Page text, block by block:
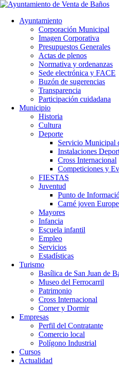
Ayuntamiento
Corporación Municipal
Imagen Corporativa
Presupuestos Generales
Actas de plenos
Normativa y ordenanzas
Sede electrónica y FACE
Buzón de sugerencias
Transparencia
Participación cuidadana
Municipio
Historia
Cultura
Deporte
Servicio Municipal
Instalaciones
Cross Internacional
Competiciones y
FIESTAS
Juventud
Punto de
Carné joven
Mayores
Infancia
Escuela infantil
Empleo
Servicios
Estadísticas
Turismo
Basílica de San Juan de
Museo del Ferrocarril
Patrimonio
Cross Internacional
Comer y Dormir
Empresas
Perfil del Contratante
Comercio local
Polígono Industrial
Cursos
Actualidad